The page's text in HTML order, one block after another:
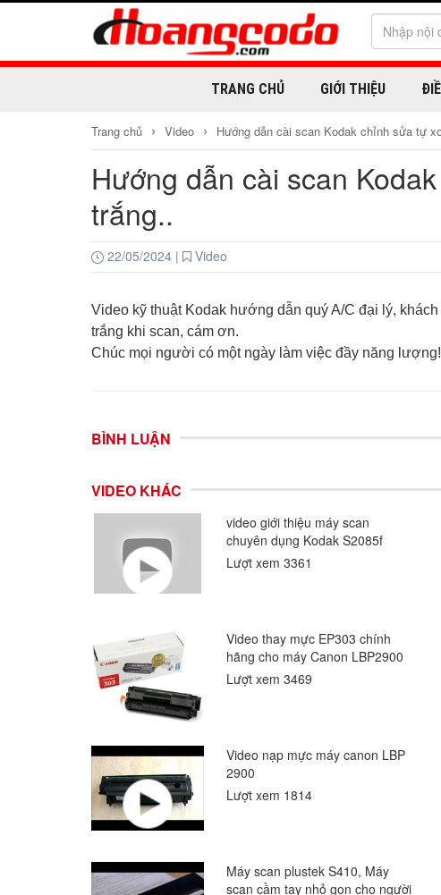
TRANG CHỦ GIỚI THIỆU
Trang chủ › Video › Hướng dẫn cài scan Kodak chỉnh sửa tự
Hướng dẫn cài scan
trắng..
22/05/2024 | Video
Video kỹ thuật Kodak hướng dẫn quý A/C đại lý,
trắng khi scan, cám ơn.
Chúc mọi người có một ngày làm việc đầy năng lượng!
BÌNH LUẬN
VIDEO KHÁC
video giới thiệu máy scan
chuyên dụng Kodak S2085f
Lượt xem 3361
Video thay mực EP303 chính
hãng cho máy Canon LBP2900
Lượt xem 3469
Video nạp mực máy canon LBP
2900
Lượt xem 1814
Máy scan plustek S410, Máy
scan cầm tay nhỏ gọn cho người